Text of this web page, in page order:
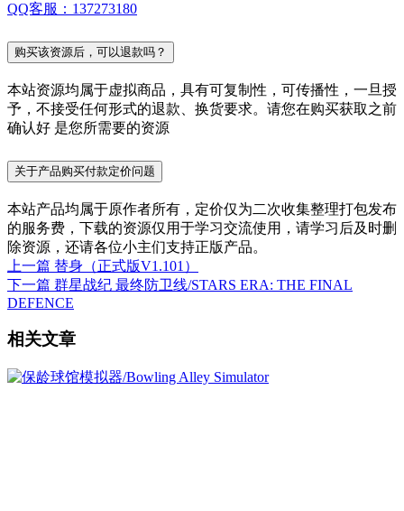
QQ客服：137273180
购买该资源后，可以退款吗？
本站资源均属于虚拟商品，具有可复制性，可传播性，一旦授
予，不接受任何形式的退款、换货要求。请您在购买获取之前
确认好 是您所需要的资源
关于产品购买付款定价问题
本站产品均属于原作者所有，定价仅为二次收集整理打包发布
的服务费，下载的资源仅用于学习交流使用，请学习后及时删
除资源，还请各位小主们支持正版产品。
上一篇 替身（正式版V1.101）
下一篇 群星战纪 最终防卫线/STARS ERA: THE FINAL
DEFENCE
相关文章